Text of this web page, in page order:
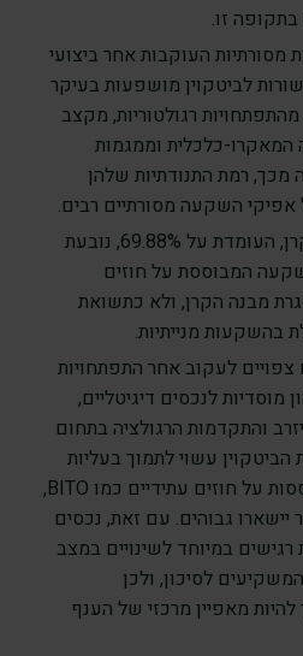
זו.
מסורתיות העוקבות אחר ביצועי
לביטקוין מושפעות בעיקר
רגולטוריות, מקצב
המאקרו-כלכלית וממגמות
מכך, רמת התנודתיות שלהן
השקעה מסורתיים רבים.
התשואה המדווחת של הקרן, העומדת על 69.88%, נובעת
המבוססת על חוזים
מבנה הקרן, ולא כתשואת
בהשקעות מנייתיות.
לעקוב אחר התפתחויות
מוסדיות לנכסים דיגיטליים,
והתקדמות הרגולציה בתחום
עשוי לתמוך בעליות
נוספות בקרנות סל המבוססות על חוזים עתידיים כמו BITO,
גבוהים. עם זאת, נכסים
רגישים במיוחד לשינויים במצב
לסיכון, ולכן
מאפיין מרכזי של הענף